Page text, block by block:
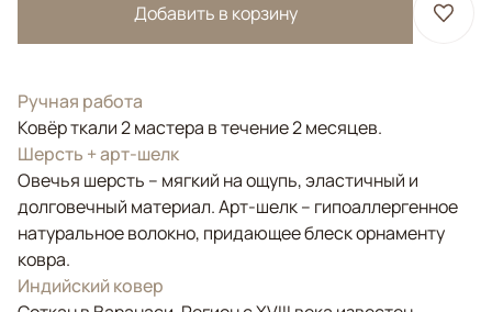
Добавить в корзину
Ручная работа
Ковёр ткали 2 мастера в течение 2 месяцев.
Шерсть + арт-шелк
Овечья шерсть – мягкий на ощупь, эластичный и
долговечный материал. Арт-шелк – гипоаллергенное
натуральное волокно, придающее блеск орнаменту
ковра.
Индийский ковер